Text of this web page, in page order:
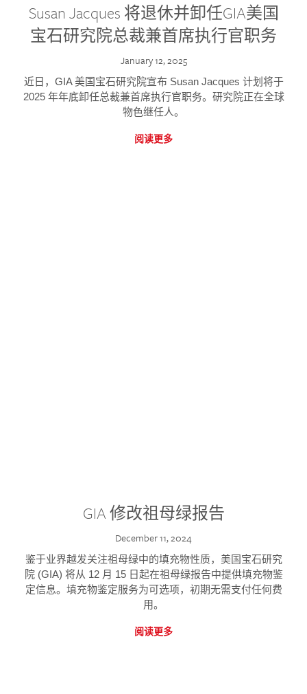
Susan Jacques 将退休并卸任GIA美国
宝石研究院总裁兼首席执行官职务
January 12, 2025
近日，GIA 美国宝石研究院宣布 Susan Jacques 计划将于
2025 年年底卸任总裁兼首席执行官职务。研究院正在全球
物色继任人。
阅读更多
GIA 修改祖母绿报告
December 11, 2024
鉴于业界越发关注祖母绿中的填充物性质，美国宝石研究
院 (GIA) 将从 12 月 15 日起在祖母绿报告中提供填充物鉴
定信息。填充物鉴定服务为可选项，初期无需支付任何费
用。
阅读更多